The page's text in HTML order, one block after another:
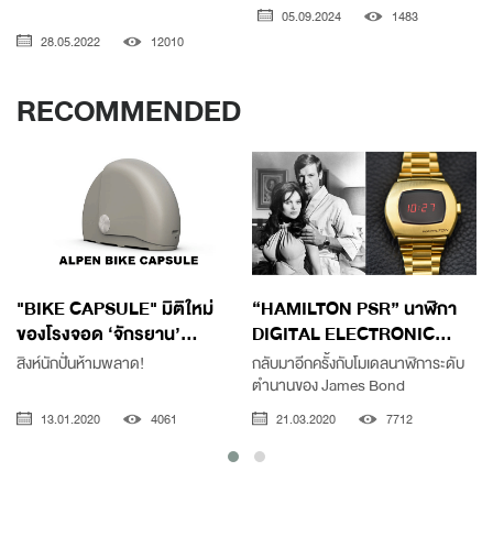
28.05.2022 12010
05.09.2024 1483
RECOMMENDED
"BIKE CAPSULE" มิติใหม่
ของโรงจอด ‘จักรยาน’...
สิงห์นักปั่นห้ามพลาด!
13.01.2020 4061
“HAMILTON PSR” นาฬิกา
DIGITAL ELECTRONIC...
กลับมาอีกครั้งกับโมเดลนาฬิการะดับ
ตำนานของ James Bond
21.03.2020 7712